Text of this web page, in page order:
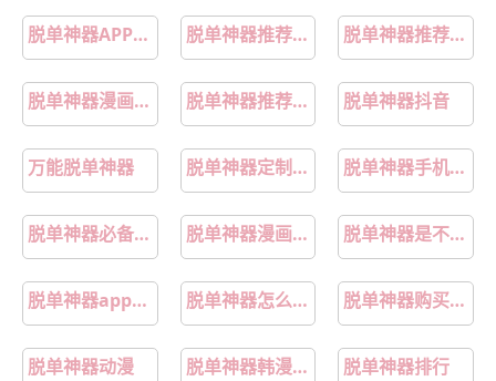
脱单神器APP推荐 脱单神器推荐测评 脱单神器推荐真实测评
脱单神器漫画全集免费 脱单神器推荐情侣测评 脱单神器抖音
万能脱单神器 脱单神器定制手机壳 脱单神器手机壳定制
脱单神器必备书籍 脱单神器漫画画免费读漫画在线观看下拉式樱花漫画 脱单神器是不是真的
脱单神器app女追男不花钱 脱单神器怎么选购 脱单神器购买渠道
脱单神器动漫 脱单神器韩漫免费观看 脱单神器排行